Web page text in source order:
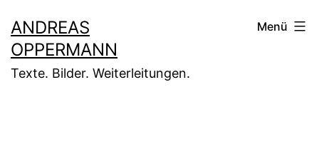
Inhalt
springen
ANDREAS
OPPERMANN
Texte. Bilder. Weiterleitungen.
Menü